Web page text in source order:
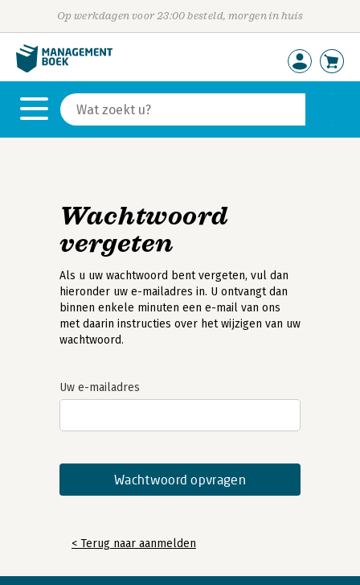
Op werkdagen voor 23:00 besteld, morgen in huis
Wachtwoord
vergeten
Als u uw wachtwoord bent vergeten, vul dan
hieronder uw e-mailadres in. U ontvangt dan
binnen enkele minuten een e-mail van ons
met daarin instructies over het wijzigen van uw
wachtwoord.
Uw e-mailadres
< Terug naar aanmelden